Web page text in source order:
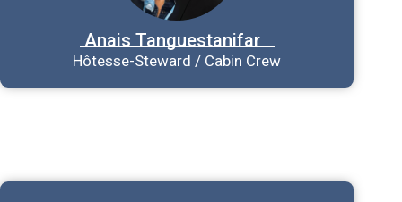
Anais Tanguestanifar
Hôtesse-Steward / Cabin Crew